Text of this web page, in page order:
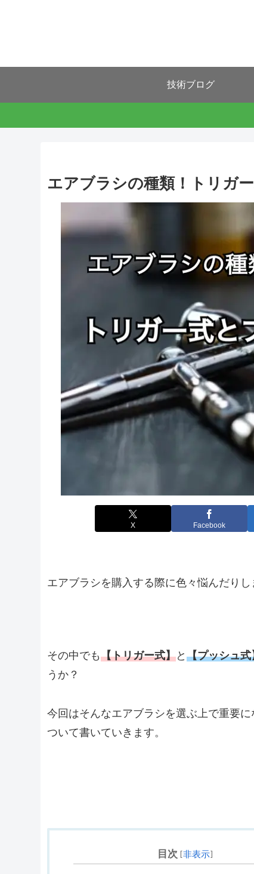
技術ブログ
エアブラシの種類！トリガ
X Facebook
エアブラシを購入する際に色々悩んだりし
その中でも【トリガー式】と 【プッシュ式
うか？
今回はそんなエアブラシを選ぶ上で重要に
ついて書いていきます。
目次 [非表示]